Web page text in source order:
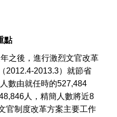
點
後，進行激烈文官改革
2012.4-2013.3）就節省
數由就任時的527,484
人，精簡人數將近8
官制度改革方案主要工作